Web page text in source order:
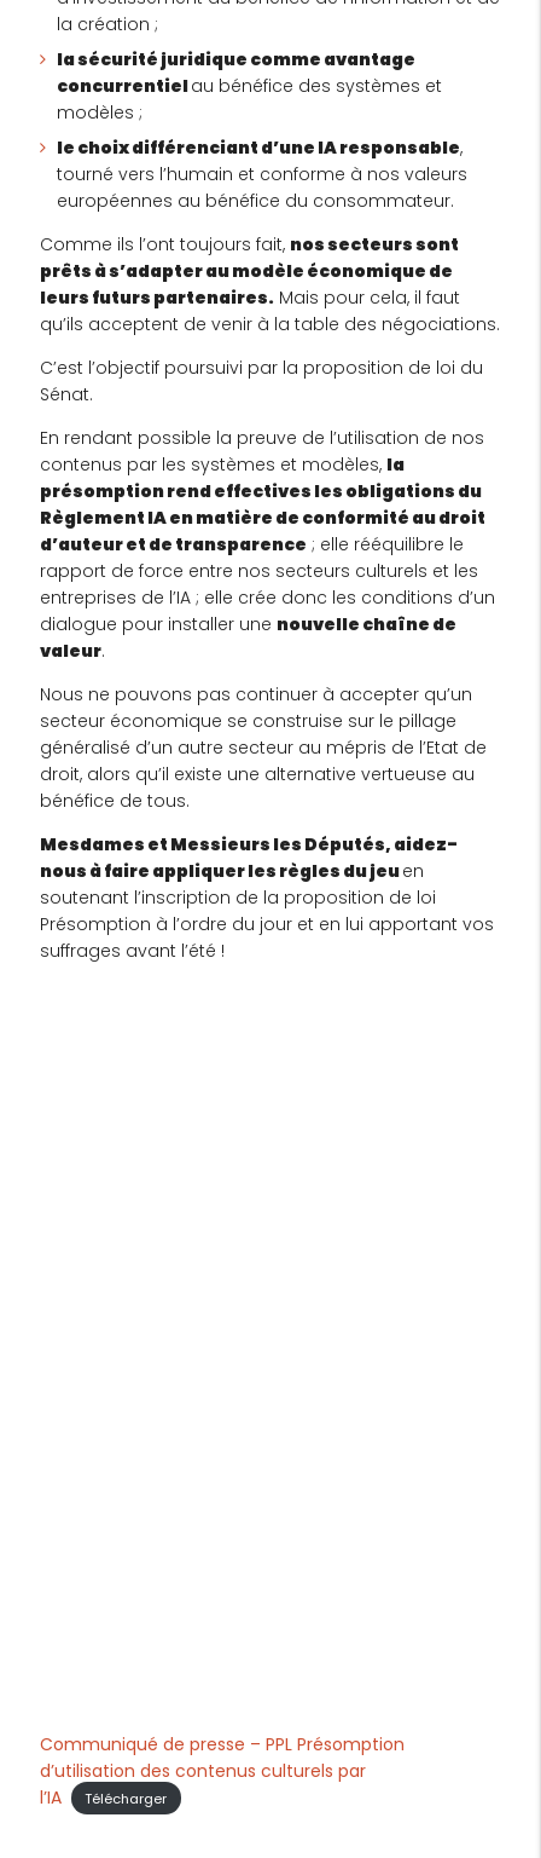
la création ;
la sécurité juridique comme avantage
concurrentielau bénéfice des systèmes et
modèles ;
le choix différenciant d’une IA responsable,
tourné vers l’humain et conforme à nos valeurs
européennes au bénéfice du consommateur.
Comme ils l’ont toujours fait, nos secteurs sont
prêts à s’adapter au modèle économique de
leurs futurs partenaires. Mais pour cela, il faut
qu’ils acceptent de venir à la table des négociations.
C’est l’objectif poursuivi par la proposition de loi du
Sénat.
En rendant possible la preuve de l’utilisation de nos
contenus par les systèmes et modèles, la
présomption rend effectives les obligations du
Règlement IA en matière de conformité au droit
d’auteur et de transparence ; elle rééquilibre le
rapport de force entre nos secteurs culturels et les
entreprises de l’IA ; elle crée donc les conditions d’un
dialogue pour installer une nouvelle chaîne de
valeur.
Nous ne pouvons pas continuer à accepter qu’un
secteur économique se construise sur le pillage
généralisé d’un autre secteur au mépris de l’Etat de
droit, alors qu’il existe une alternative vertueuse au
bénéfice de tous.
Mesdames et Messieurs les Députés, aidez-
nous à faire appliquer les règles du jeuen
soutenant l’inscription de la proposition de loi
Présomption à l’ordre du jour et en lui apportant vos
suffrages avant l’été !
Communiqué de presse – PPL Présomption
d’utilisation des contenus culturels par
l’IA
Télécharger